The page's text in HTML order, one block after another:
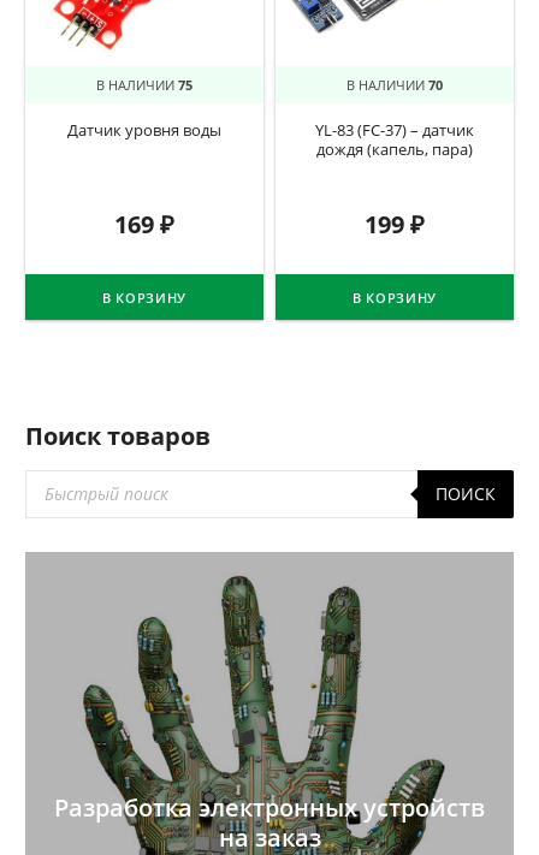
В НАЛИЧИИ 75
Датчик уровня воды
169₽
В КОРЗИНУ
В НАЛИЧИИ 70
YL-83 (FC-37) – датчик
дождя (капель, пара)
199₽
В КОРЗИНУ
Поиск товаров
товаров
ПОИСК
Разработка электронных устройств
на заказ